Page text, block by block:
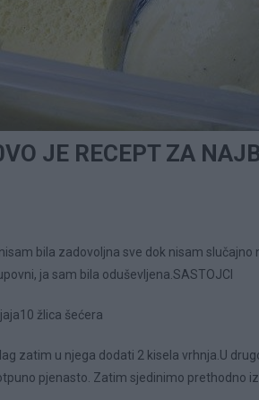
JE RECEPT ZA
bila zadovoljna sve dok nisam
ja sam bila oduševljena.SASTOJCI
žlica šećera
zatim u njega dodati 2 kisela vrhnja.U
pjenasto. Zatim sjedinimo prethodno